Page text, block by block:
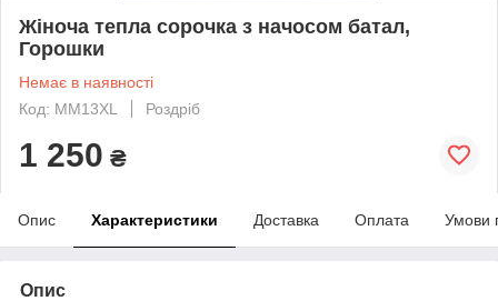
Жіноча тепла сорочка з начосом батал,
Горошки
Немає в наявності
Код: MM13XL
Роздріб
1 250 ₴
Опис Характеристики Доставка Оплата Умови
Опис